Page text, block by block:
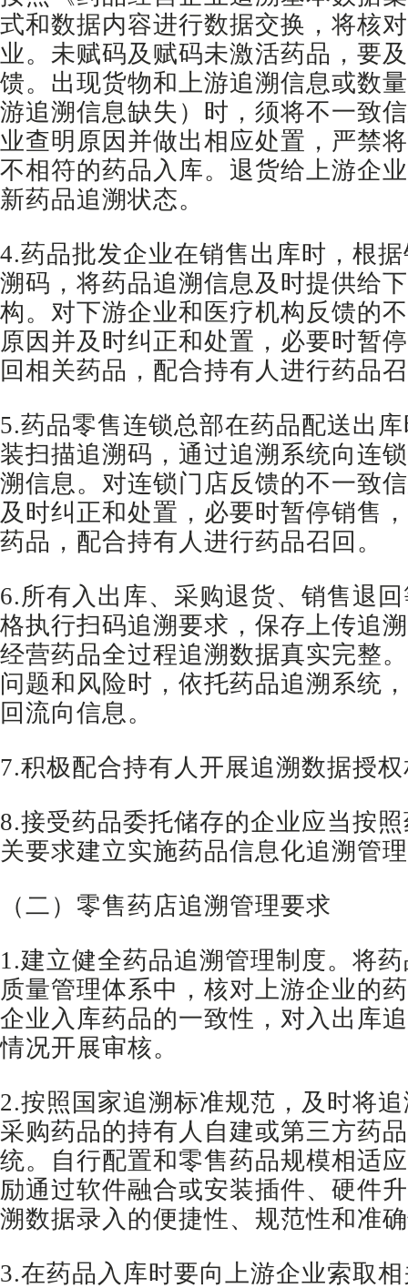
式和数据内容进行数据交换，将核
业。未赋码及赋码未激活药品，要
馈。出现货物和上游追溯信息或数
游追溯信息缺失）时，须将不一致
业查明原因并做出相应处置，严禁
不相符的药品入库。退货给上游企
新药品追溯状态。
4.药品批发企业在销售出库时，根
溯码，将药品追溯信息及时提供给
构。对下游企业和医疗机构反馈的
原因并及时纠正和处置，必要时暂
回相关药品，配合持有人进行药品
5.药品零售连锁总部在药品配送出
装扫描追溯码，通过追溯系统向连
溯信息。对连锁门店反馈的不一致
及时纠正和处置，必要时暂停销售
药品，配合持有人进行药品召回。
6.所有入出库、采购退货、销售退
格执行扫码追溯要求，保存上传追
经营药品全过程追溯数据真实完整
问题和风险时，依托药品追溯系统
回流向信息。
7.积极配合持有人开展追溯数据授
8.接受药品委托储存的企业应当按
关要求建立实施药品信息化追溯管
（二）零售药店追溯管理要求
1.建立健全药品追溯管理制度。将
质量管理体系中，核对上游企业的
企业入库药品的一致性，对入出库
情况开展审核。
2.按照国家追溯标准规范，及时将
采购药品的持有人自建或第三方药
统。自行配置和零售药品规模相适
励通过软件融合或安装插件、硬件
溯数据录入的便捷性、规范性和准
3.在药品入库时要向上游企业索取